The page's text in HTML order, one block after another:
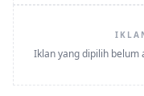
Iklan yang dipilih belum